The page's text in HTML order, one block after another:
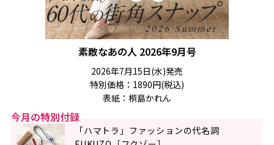
素敵なあの人 2026年9月号
2026年7月15日(水)発売
特別価格：1890円(税込)
表紙：桐島かれん
今月の特別付録
「ハマトラ」ファッションの代名詞